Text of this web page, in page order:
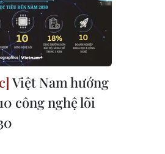
Việt Nam hướng
công nghệ lõi